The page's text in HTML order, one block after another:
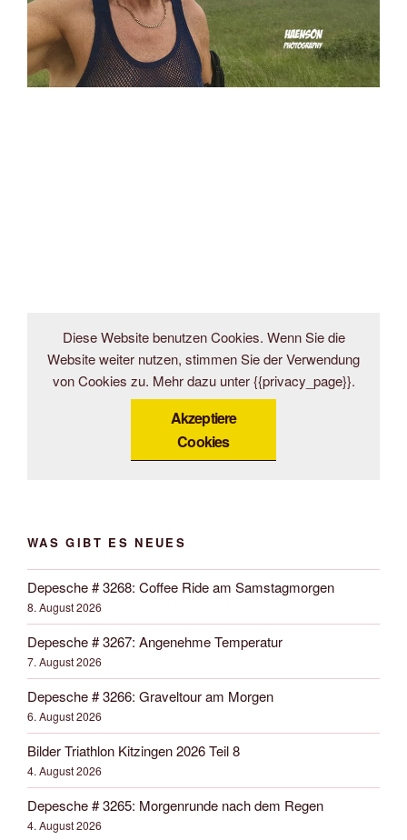
Diese Website benutzen Cookies. Wenn Sie die
Website weiter nutzen, stimmen Sie der Verwendung
von Cookies zu. Mehr dazu unter {{privacy_page}}.
Akzeptiere
Cookies
WAS GIBT ES NEUES
Depesche # 3268: Coffee Ride am Samstagmorgen
8. August 2026
Depesche # 3267: Angenehme Temperatur
7. August 2026
Depesche # 3266: Graveltour am Morgen
6. August 2026
Bilder Triathlon Kitzingen 2026 Teil 8
4. August 2026
Depesche # 3265: Morgenrunde nach dem Regen
4. August 2026